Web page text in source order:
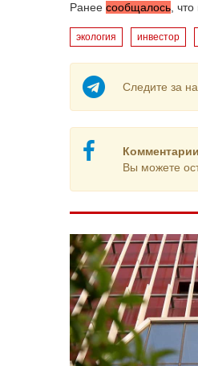
Ранее сообщалось ,
экология инвестор
Следите за
Вы можете